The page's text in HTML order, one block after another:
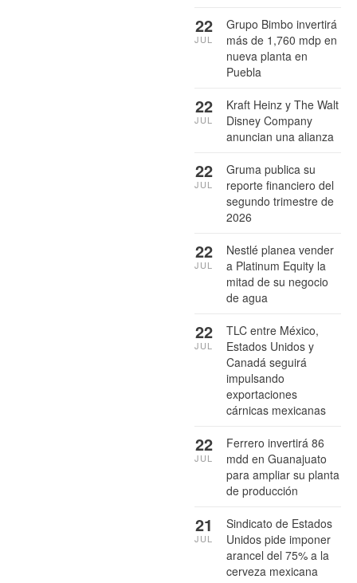
Grupo Bimbo invertirá
más de 1,760 mdp en
nueva planta en
Puebla
22
JUL
Kraft Heinz y The Walt
Disney Company
anuncian una alianza
22
JUL
Gruma publica su
reporte financiero del
segundo trimestre de
2026
22
JUL
Nestlé planea vender
a Platinum Equity la
mitad de su negocio
de agua
22
JUL
TLC entre México,
Estados Unidos y
Canadá seguirá
impulsando
exportaciones
cárnicas mexicanas
22
JUL
Ferrero invertirá 86
mdd en Guanajuato
para ampliar su planta
de producción
22
JUL
Sindicato de Estados
Unidos pide imponer
arancel del 75% a la
cerveza mexicana
21
JUL